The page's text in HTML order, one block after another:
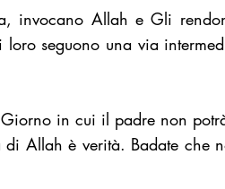
invocano Allah e Gli
seguono una via
in cui il padre non
Allah è verità. Badate che